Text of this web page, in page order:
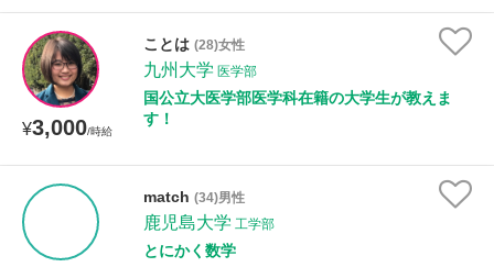
¥3,000/時給
ことは (28)女性
九州大学 医学部
国公立大医学部医学科在籍の大学生が教えま
す！
match (34)男性
鹿児島大学 工学部
とにかく数学